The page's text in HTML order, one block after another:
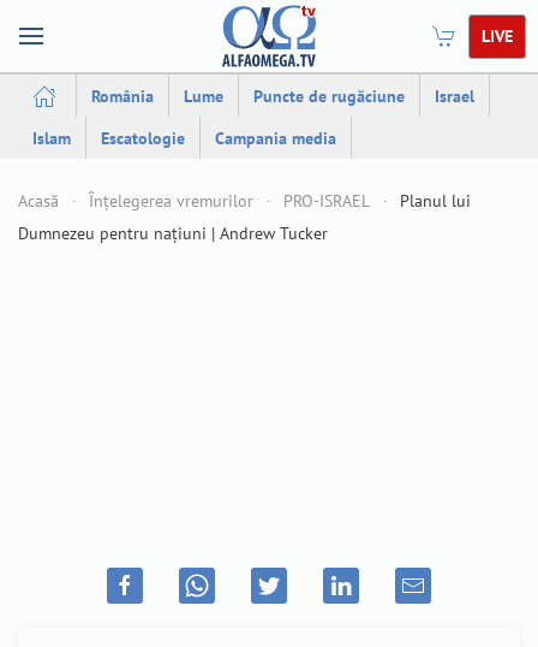
LIVE
România Lume Puncte de rugăciune
Israel
Islam
Escatologie Campania media
Acasă Înțelegerea vremurilor PRO-ISRAEL
Planul lui
Dumnezeu pentru națiuni | Andrew Tucker